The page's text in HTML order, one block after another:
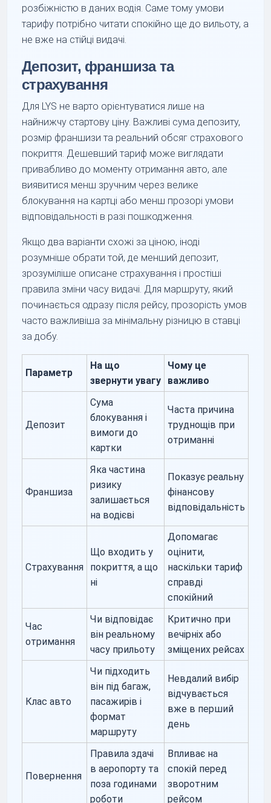
розбіжністю в даних водія. Саме тому умови
тарифу потрібно читати спокійно ще до вильоту, а
не вже на стійці видачі.
Депозит, франшиза та
страхування
Для LYS не варто орієнтуватися лише на
найнижчу стартову ціну. Важливі сума депозиту,
розмір франшизи та реальний обсяг страхового
покриття. Дешевший тариф може виглядати
привабливо до моменту отримання авто, але
виявитися менш зручним через велике
блокування на картці або менш прозорі умови
відповідальності в разі пошкодження.
Якщо два варіанти схожі за ціною, іноді
розумніше обрати той, де менший депозит,
зрозуміліше описане страхування і простіші
правила зміни часу видачі. Для маршруту, який
починається одразу після рейсу, прозорість умов
часто важливіша за мінімальну різницю в ставці
за добу.
Параметр
На що
звернути увагу
Чому це
важливо
Депозит
Сума
блокування і
вимоги до
картки
Часта причина
труднощів при
отриманні
Франшиза
Яка частина
ризику
залишається
на водієві
Показує реальну
фінансову
відповідальність
Страхування
Що входить у
покриття, а що
ні
Допомагає
оцінити,
наскільки тариф
справді
спокійний
Час
отримання
Чи відповідає
він реальному
часу прильоту
Критично при
вечірніх або
зміщених рейсах
Клас авто
Чи підходить
він під багаж,
пасажирів і
формат
маршруту
Невдалий вибір
відчувається
вже в перший
день
Повернення
Правила здачі
в аеропорту та
поза годинами
роботи
Впливає на
спокій перед
зворотним
рейсом